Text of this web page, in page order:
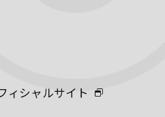
ィシャルサイト